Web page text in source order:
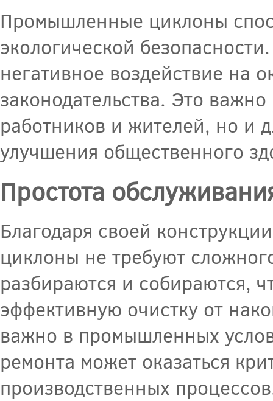
Промышленные циклоны
экологической
негативное воздействие на
законодательства. Это
работников и жителей, но и
улучшения общественного
Простота
Благодаря своей
циклоны не требуют
разбираются и собираются,
эффективную очистку от
важно в промышленных
ремонта может оказаться
производственных